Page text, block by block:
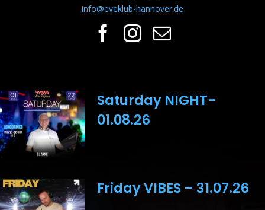
info@eveklub-hannover.de
Saturday NIGHT-
01.08.26
Friday VIBES – 31.07.26